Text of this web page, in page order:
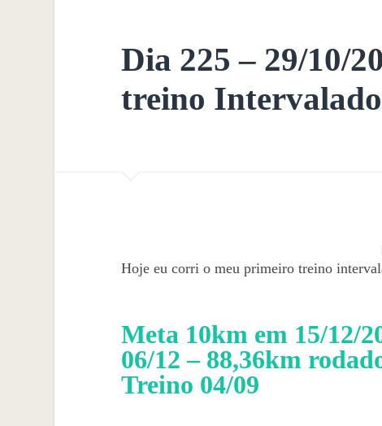
Dia 225 – 29/10/
treino
Hoje eu corri o meu primeiro treino
Meta 10km em 15/12/
06/12 – 88,36km
Treino 04/09